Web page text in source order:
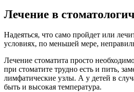
Лечение в
Надеяться, что само пройдет или
условиях, по меньшей мере,
Лечение стоматита просто
при стоматите трудно есть и пить,
лимфатические узлы. А у детей в
быть и высокая температура.